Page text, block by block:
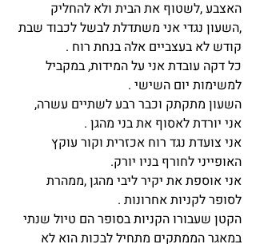
האצבע ,לשטוף את הבית ולא להחליק
,השעון נגדי אני משתדלת לבשל לכבוד שבת
קודש לא בעצביים אלה בנחת רוח .
כל דקה עובדת אני על המידות, במקביל
למשימות יום השישי .
השעון מתקתק וכבר רבע לשתיים עשרה,
אני יורדת לאסוף את בני מהגן .
אני צועדת נגד רוח אכזרית וקור עוקץ
האופייני לחורף בניו יורק.
אני אוספת את יקיר ליבי מהגן ,ממהרת
לסופר לקניות אחרונות .
הקטן שעבורו הקניות בסופר הם טיול שנתי
במאגר הממתקים מתחיל לבכות הוא לא